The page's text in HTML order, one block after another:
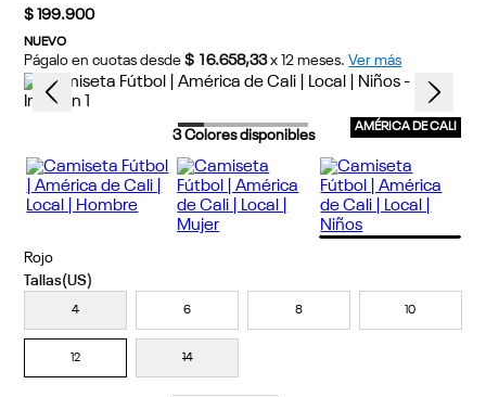
$ 199.900
NUEVO
Págalo en cuotas desde $ 16.658,33 x 12 meses. Ver más
AMÉRICA DE CALI
3Colores disponibles
Rojo
4 6 8 10
12 14